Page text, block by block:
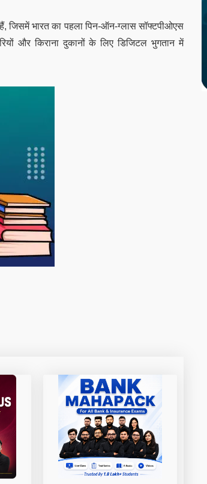
जिसमें भारत का पहला पिन-ऑन-ग्लास सॉफ्टपीओएस
और किराना दुकानों के लिए डिजिटल भुगतान में